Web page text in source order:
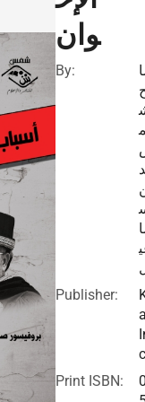
وان
By:
Publisher:
Print ISBN: